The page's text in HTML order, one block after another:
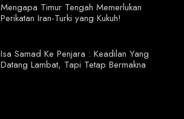
Mengapa Timur Tengah Memerlukan
Perikatan Iran-Turki yang Kukuh!
Isa Samad Ke Penjara : Keadilan Yang
Datang Lambat, Tapi Tetap Bermakna